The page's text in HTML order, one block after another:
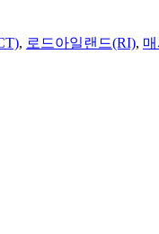
, 로드아일랜드(RI),